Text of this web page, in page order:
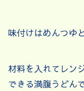
味付けはめんつゆ
材料を入れてレン
できる満腹うどんで